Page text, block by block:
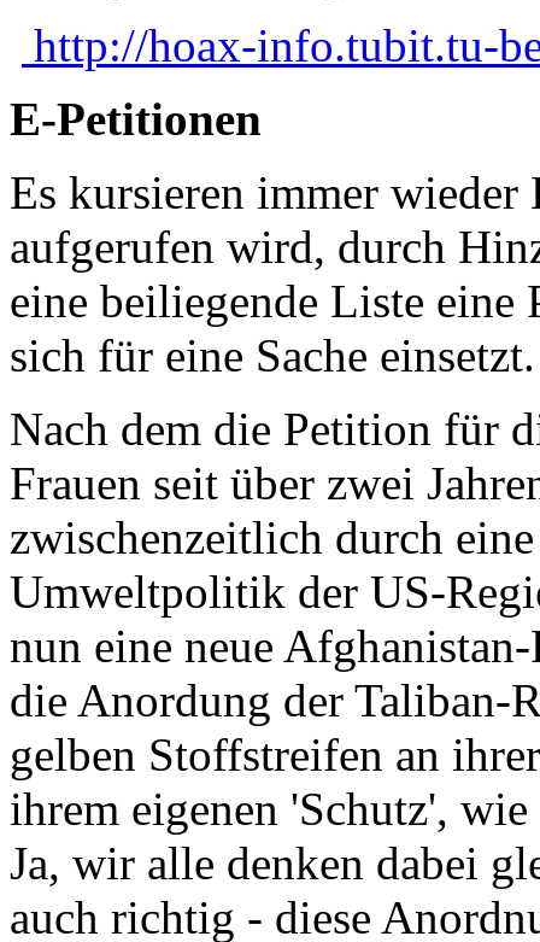
http://hoax-info.tubit.tu-
E-Petitionen
Es kursieren immer wieder
aufgerufen wird, durch
eine beiliegende Liste eine
sich für eine Sache einsetzt.
Nach dem die Petition für
Frauen seit über zwei
zwischenzeitlich durch
Umweltpolitik der US-
nun eine neue
die Anordung der Taliban-
gelben Stoffstreifen an
ihrem eigenen 'Schutz', wie
Ja, wir alle denken dabei
auch richtig - diese